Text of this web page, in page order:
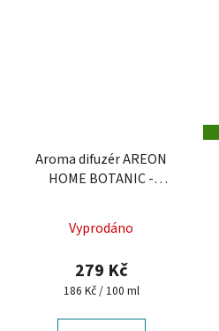
Aroma difuzér AREON
HOME BOTANIC -
Vyprodáno
279 Kč
Měrná
186 Kč / 100 ml